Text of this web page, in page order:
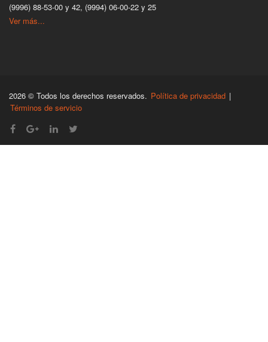
(9996) 88-53-00 y 42, (9994) 06-00-22 y 25
Ver más...
2026 © Todos los derechos reservados. Política de privacidad |
Términos de servicio